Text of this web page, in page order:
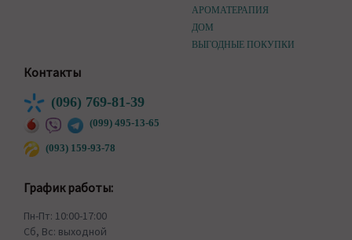
АРОМАТЕРАПИЯ
ДОМ
ВЫГОДНЫЕ ПОКУПКИ
Контакты
(096) 769-81-39
(099) 495-13-65
(093) 159-93-78
График работы:
Пн-Пт: 10:00-17:00
Сб, Вс: выходной